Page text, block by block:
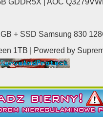
+ SSD Samsung 830
1TB | Powered by